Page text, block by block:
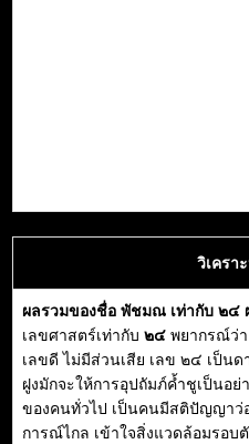
วิเครา
ผลรวมของชื่อ พัชมณ เท่ากับ ๒๔
เลขศาสตร์เท่ากับ ๒๔ พยากรณ์ว่
เลขดี ไม่มีส่วนเสีย เลข ๒๔ เป็น
ฝูงมักจะให้การอุปถัมภ์ค้ำชูเป็นอ
ของคนทั่วไป เป็นคนมีสติปัญญาว่
การณ์ไกล เข้าใจสิ่งแวดล้อมรอบ